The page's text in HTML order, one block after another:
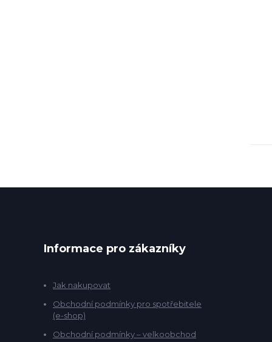
Informace pro zákazníky
Jak nakupovat
Obchodní podmínky pro spotřebitele
(e-shop)
Obchodní podmínky – velkoobchod